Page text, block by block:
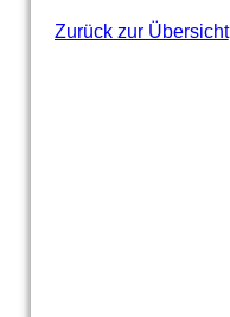
Zurück zur Übersicht